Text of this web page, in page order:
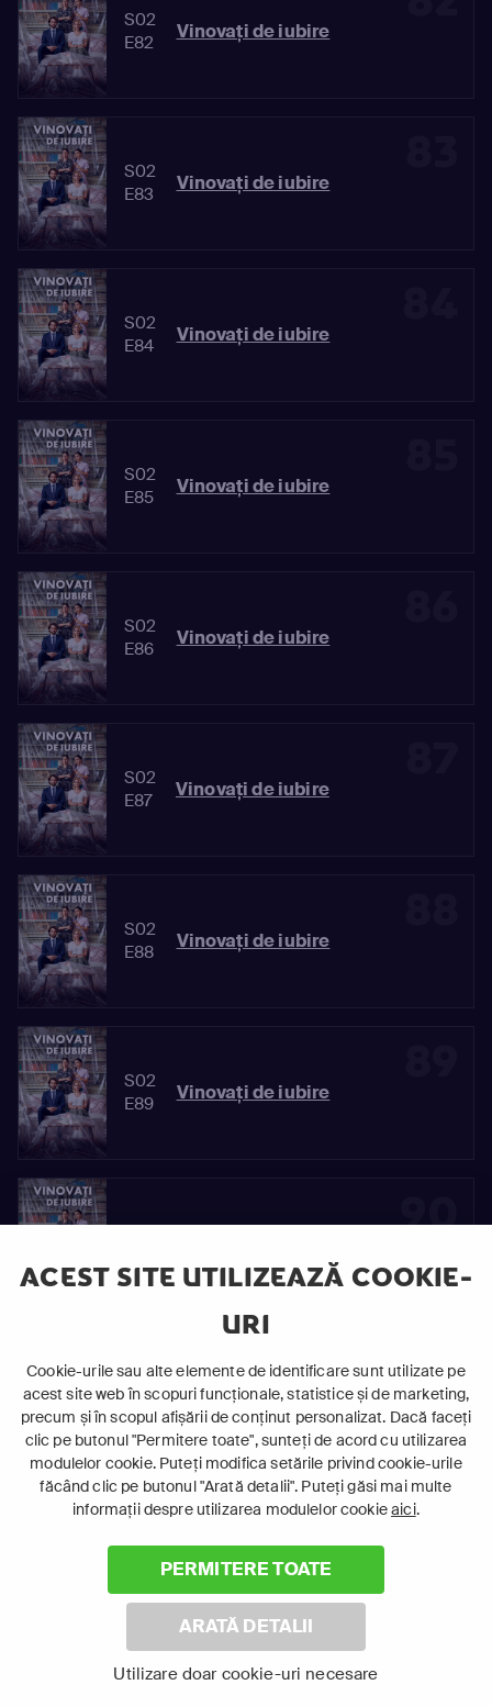
ACEST SITE UTILIZEAZĂ COOKIE-
URI
Cookie-urile sau alte elemente de identificare sunt utilizate pe
acest site web în scopuri funcționale, statistice și de marketing,
precum și în scopul afișării de conținut personalizat. Dacă faceți
clic pe butonul "Permitere toate", sunteți de acord cu utilizarea
modulelor cookie. Puteți modifica setările privind cookie-urile
făcând clic pe butonul "Arată detalii". Puteți găsi mai multe
informații despre utilizarea modulelor cookieaici.
PERMITERE TOATE
ARATĂ DETALII
Utilizare doar cookie-uri necesare
S02
E82
Vinovaţi de iubire
S02
E83
Vinovaţi de iubire
S02
E84
Vinovaţi de iubire
S02
E85
Vinovaţi de iubire
S02
E86
Vinovaţi de iubire
S02
E87
Vinovaţi de iubire
S02
E88
Vinovaţi de iubire
S02
E89
Vinovaţi de iubire
90
S02
91
S02
E91
Vinovaţi de iubire
92
Vinovaţi de iubire
S02